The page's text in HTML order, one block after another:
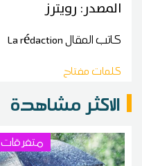
المصدر: رويترز
كاتب المقالLa rédaction
كلمات مفتاح
الاكثر مشاهدة
متفرقات